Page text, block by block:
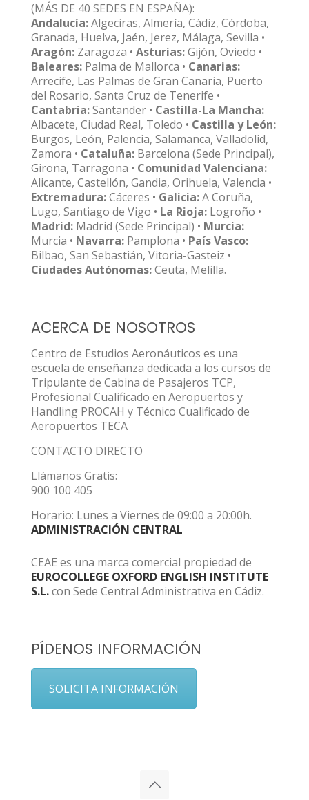
(MÁS DE 40 SEDES EN ESPAÑA):
Andalucía:Algeciras, Almería, Cádiz, Córdoba,
Granada, Huelva, Jaén, Jerez, Málaga, Sevilla •
Aragón: Zaragoza • Asturias:Gijón, Oviedo •
Baleares: Palma de Mallorca • Canarias:
Arrecife, Las Palmas de Gran Canaria, Puerto
del Rosario, Santa Cruz de Tenerife •
Cantabria:Santander • Castilla-La Mancha:
Albacete, Ciudad Real, Toledo • Castilla y León:
Burgos, León, Palencia, Salamanca, Valladolid,
Zamora • Cataluña: Barcelona (Sede Principal),
Girona, Tarragona • Comunidad Valenciana:
Alicante, Castellón, Gandia, Orihuela, Valencia •
Extremadura:Cáceres • Galicia:A Coruña,
Lugo, Santiago de Vigo • La Rioja: Logroño •
Madrid: Madrid (Sede Principal) • Murcia:
Murcia • Navarra: Pamplona • País Vasco:
Bilbao, San Sebastián, Vitoria-Gasteiz •
Ciudades Autónomas:Ceuta, Melilla.
ACERCA DE NOSOTROS
Centro de Estudios Aeronáuticos es una
escuela de enseñanza dedicada a los cursos de
Tripulante de Cabina de Pasajeros TCP,
Profesional Cualificado en Aeropuertos y
Handling PROCAH y Técnico Cualificado de
Aeropuertos TECA
CONTACTO DIRECTO
Llámanos Gratis:
900 100 405
Horario: Lunes a Viernes de 09:00 a 20:00h.
ADMINISTRACIÓN CENTRAL
CEAE es una marca comercial propiedad de
EUROCOLLEGE OXFORD ENGLISH INSTITUTE
S.L.con Sede Central Administrativa en Cádiz.
PÍDENOS INFORMACIÓN
SOLICITA INFORMACIÓN